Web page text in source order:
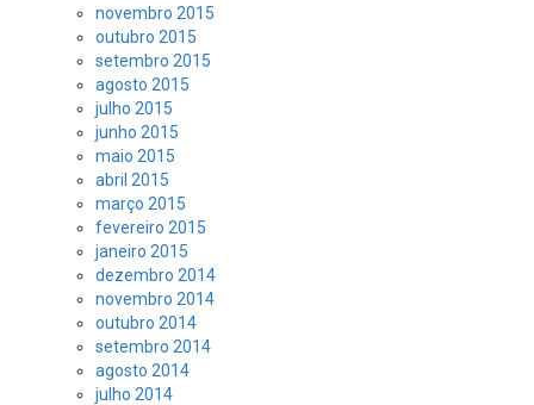
novembro 2015
outubro 2015
setembro 2015
agosto 2015
julho 2015
junho 2015
maio 2015
abril 2015
março 2015
fevereiro 2015
janeiro 2015
dezembro 2014
novembro 2014
outubro 2014
setembro 2014
agosto 2014
julho 2014